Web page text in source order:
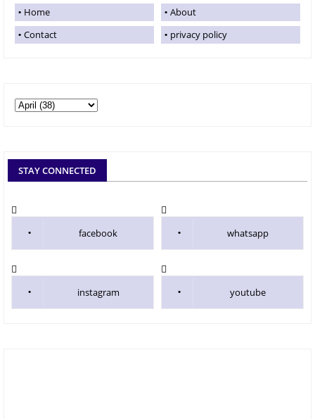
Home
About
Contact
privacy policy
STAY CONNECTED
facebook whatsapp
instagram youtube